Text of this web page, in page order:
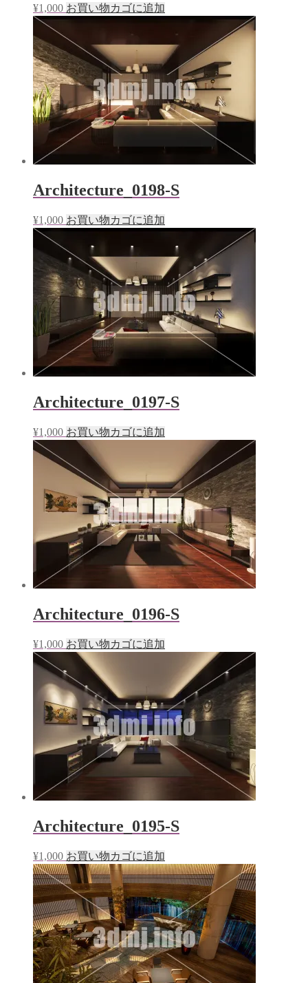
¥1,000 お買い物カゴに追加
Architecture_0198-S
¥1,000 お買い物カゴに追加
Architecture_0197-S
¥1,000 お買い物カゴに追加
Architecture_0196-S
¥1,000 お買い物カゴに追加
Architecture_0195-S
¥1,000 お買い物カゴに追加